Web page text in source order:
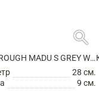
search
КАШПО ROUGH MADU S GREY WASHED
28 см.
9 см.